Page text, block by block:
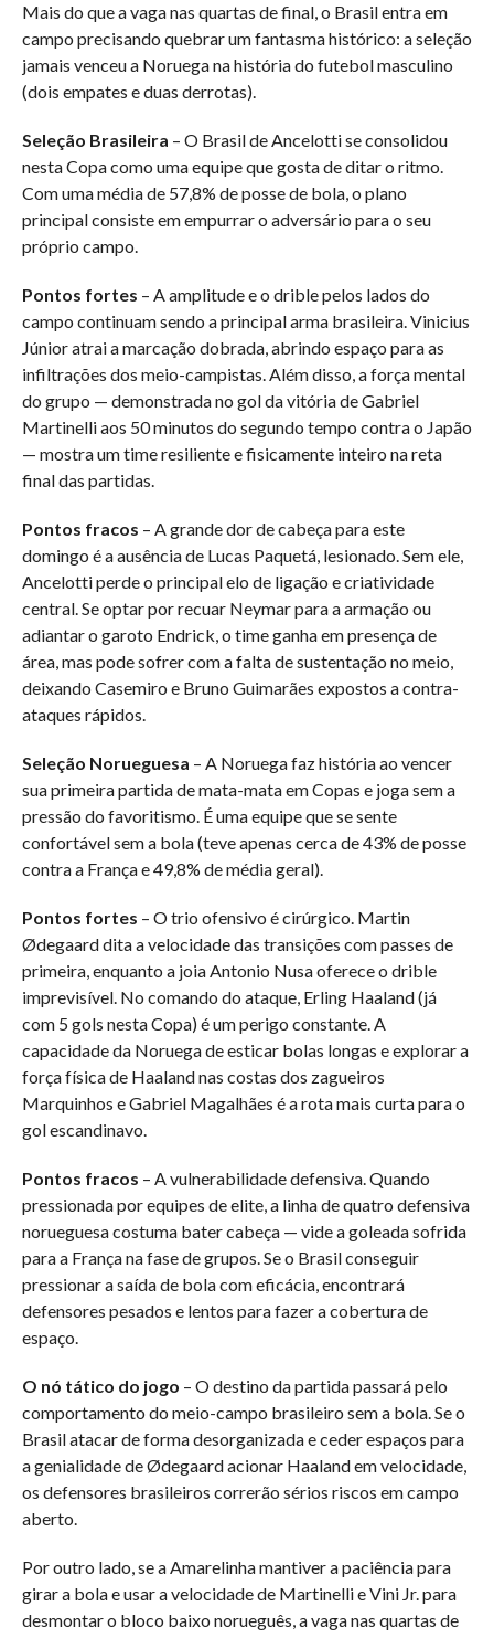
Mais do que a vaga nas quartas de final, o Brasil entra em
campo precisando quebrar um fantasma histórico: a seleção
jamais venceu a Noruega na história do futebol masculino
(dois empates e duas derrotas).
Seleção Brasileira – O Brasil de Ancelotti se consolidou
nesta Copa como uma equipe que gosta de ditar o ritmo.
Com uma média de 57,8% de posse de bola, o plano
principal consiste em empurrar o adversário para o seu
próprio campo.
Pontos fortes – A amplitude e o drible pelos lados do
campo continuam sendo a principal arma brasileira. Vinicius
Júnior atrai a marcação dobrada, abrindo espaço para as
infiltrações dos meio-campistas. Além disso, a força mental
do grupo — demonstrada no gol da vitória de Gabriel
Martinelli aos 50 minutos do segundo tempo contra o Japão
— mostra um time resiliente e fisicamente inteiro na reta
final das partidas.
Pontos fracos – A grande dor de cabeça para este
domingo é a ausência de Lucas Paquetá, lesionado. Sem ele,
Ancelotti perde o principal elo de ligação e criatividade
central. Se optar por recuar Neymar para a armação ou
adiantar o garoto Endrick, o time ganha em presença de
área, mas pode sofrer com a falta de sustentação no meio,
deixando Casemiro e Bruno Guimarães expostos a contra-
ataques rápidos.
Seleção Norueguesa – A Noruega faz história ao vencer
sua primeira partida de mata-mata em Copas e joga sem a
pressão do favoritismo. É uma equipe que se sente
confortável sem a bola (teve apenas cerca de 43% de posse
contra a França e 49,8% de média geral).
Pontos fortes – O trio ofensivo é cirúrgico. Martin
Ødegaard dita a velocidade das transições com passes de
primeira, enquanto a joia Antonio Nusa oferece o drible
imprevisível. No comando do ataque, Erling Haaland (já
com 5 gols nesta Copa) é um perigo constante. A
capacidade da Noruega de esticar bolas longas e explorar a
força física de Haaland nas costas dos zagueiros
Marquinhos e Gabriel Magalhães é a rota mais curta para o
gol escandinavo.
Pontos fracos – A vulnerabilidade defensiva. Quando
pressionada por equipes de elite, a linha de quatro defensiva
norueguesa costuma bater cabeça — vide a goleada sofrida
para a França na fase de grupos. Se o Brasil conseguir
pressionar a saída de bola com eficácia, encontrará
defensores pesados e lentos para fazer a cobertura de
espaço.
O nó tático do jogo – O destino da partida passará pelo
comportamento do meio-campo brasileiro sem a bola. Se o
Brasil atacar de forma desorganizada e ceder espaços para
a genialidade de Ødegaard acionar Haaland em velocidade,
os defensores brasileiros correrão sérios riscos em campo
aberto.
Por outro lado, se a Amarelinha mantiver a paciência para
girar a bola e usar a velocidade de Martinelli e Vini Jr. para
desmontar o bloco baixo norueguês, a vaga nas quartas de